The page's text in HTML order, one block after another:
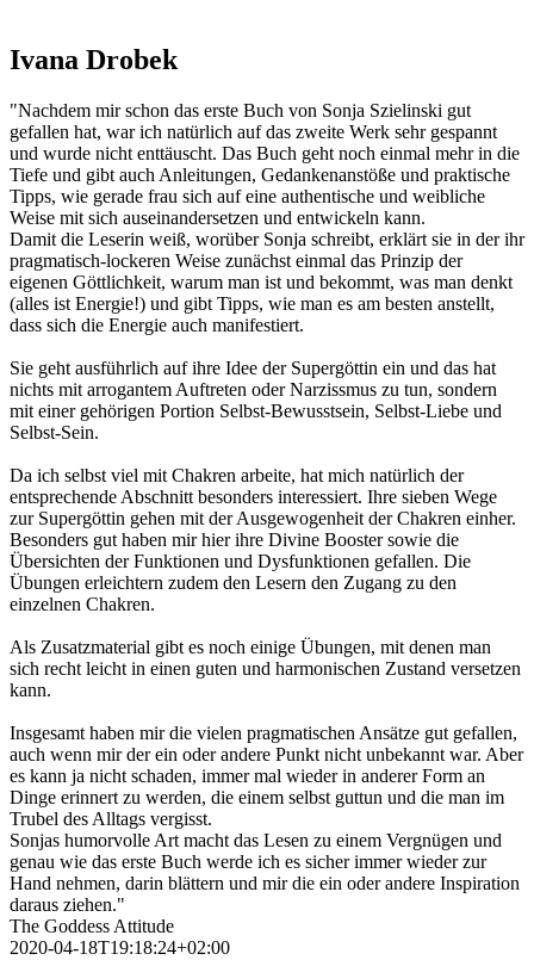
Ivana Drobek
"Nachdem mir schon das erste Buch von Sonja Szielinski gut
gefallen hat, war ich natürlich auf das zweite Werk sehr gespannt
und wurde nicht enttäuscht. Das Buch geht noch einmal mehr in die
Tiefe und gibt auch Anleitungen, Gedankenanstöße und praktische
Tipps, wie gerade frau sich auf eine authentische und weibliche
Weise mit sich auseinandersetzen und entwickeln kann.
Damit die Leserin weiß, worüber Sonja schreibt, erklärt sie in der ihr
pragmatisch-lockeren Weise zunächst einmal das Prinzip der
eigenen Göttlichkeit, warum man ist und bekommt, was man denkt
(alles ist Energie!) und gibt Tipps, wie man es am besten anstellt,
dass sich die Energie auch manifestiert.
Sie geht ausführlich auf ihre Idee der Supergöttin ein und das hat
nichts mit arrogantem Auftreten oder Narzissmus zu tun, sondern
mit einer gehörigen Portion Selbst-Bewusstsein, Selbst-Liebe und
Selbst-Sein.
Da ich selbst viel mit Chakren arbeite, hat mich natürlich der
entsprechende Abschnitt besonders interessiert. Ihre sieben Wege
zur Supergöttin gehen mit der Ausgewogenheit der Chakren einher.
Besonders gut haben mir hier ihre Divine Booster sowie die
Übersichten der Funktionen und Dysfunktionen gefallen. Die
Übungen erleichtern zudem den Lesern den Zugang zu den
einzelnen Chakren.
Als Zusatzmaterial gibt es noch einige Übungen, mit denen man
sich recht leicht in einen guten und harmonischen Zustand versetzen
kann.
Insgesamt haben mir die vielen pragmatischen Ansätze gut gefallen,
auch wenn mir der ein oder andere Punkt nicht unbekannt war. Aber
es kann ja nicht schaden, immer mal wieder in anderer Form an
Dinge erinnert zu werden, die einem selbst guttun und die man im
Trubel des Alltags vergisst.
Sonjas humorvolle Art macht das Lesen zu einem Vergnügen und
genau wie das erste Buch werde ich es sicher immer wieder zur
Hand nehmen, darin blättern und mir die ein oder andere Inspiration
daraus ziehen."
The Goddess Attitude
2020-04-18T19:18:24+02:00